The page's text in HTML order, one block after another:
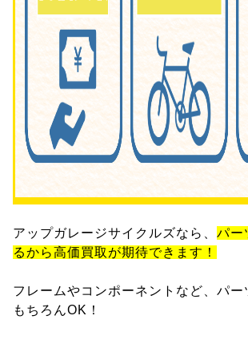
アップガレージサイクルズなら、 パー
るから高価買取が期待できます！
フレームやコンポーネントなど、パー
もちろんOK！